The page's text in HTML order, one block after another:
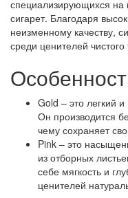
специализирующихся на
сигарет. Благодаря
неизменному качеству,
среди ценителей чистого
Gold – это легкий
Он производится
чему сохраняет
Pink – это
из отборных
себе мягкость и
ценителей